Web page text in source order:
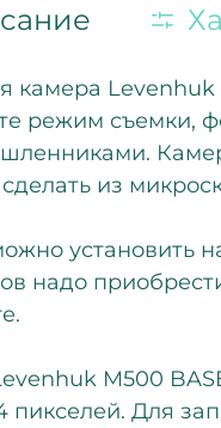
камера Levenhuk
режим съемки,
из
установить
надо
M500
пикселей. Для